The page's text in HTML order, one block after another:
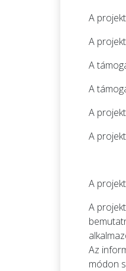
A
A
A
A
A
A
A
A
Az
módon